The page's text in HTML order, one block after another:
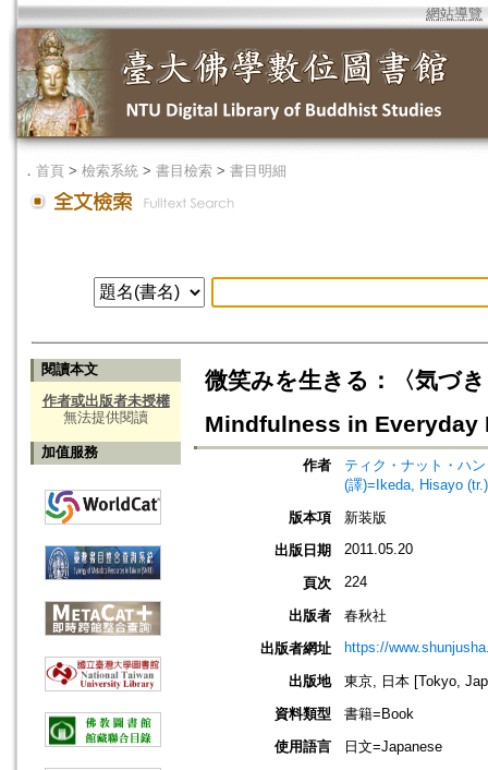
網站導覽
． 首頁 > 檢索系統 > 書目檢索 > 書目明細
閱讀本文
作者或出版者未授權
無法提供閱讀
加值服務
微笑みを生きる：〈気づ
Mindfulness in Everyday
作者
ティク・ナット・ハ
(譯)=Ikeda, Hisayo (tr.)
版本項
新装版
出版日期
2011.05.20
頁次 224
出版者
春秋社
出版者網址
https://
出版地
東京, 日本 [Tokyo,
資料類型
書籍=Book
使用語言
日文=Japanese